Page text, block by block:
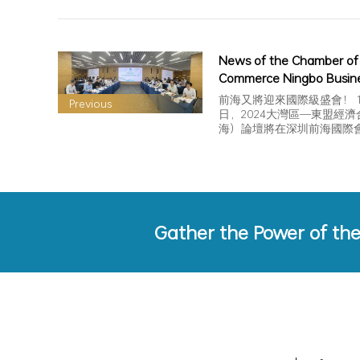
Previous
News of the Chamber of
Commerce Ningbo
delegation visited the
of Commerce for
exchange
前海又將迎來國際級盛會！
日，2024大灣區—東盟經濟
海）論壇將在深圳前海國
Gather the Power of